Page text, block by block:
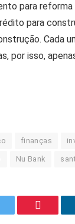
para reforma
para
Cada
por isso,
finanças
Nu Bank
Pinterest